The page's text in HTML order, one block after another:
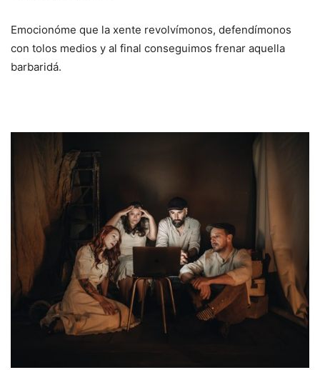
Emocionóme que la xente revolvímonos, defendímonos
con tolos medios y al final conseguimos frenar aquella
barbaridá.